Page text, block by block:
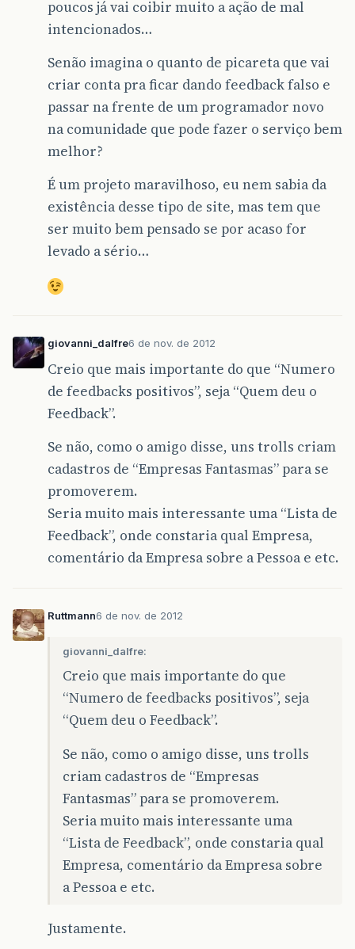
poucos já vai coibir muito a ação de mal
intencionados…
Senão imagina o quanto de picareta que vai
criar conta pra ficar dando feedback falso e
passar na frente de um programador novo
na comunidade que pode fazer o serviço bem
melhor?
É um projeto maravilhoso, eu nem sabia da
existência desse tipo de site, mas tem que
ser muito bem pensado se por acaso for
levado a sério…
giovanni_dalfre6 de nov. de 2012
Creio que mais importante do que “Numero
de feedbacks positivos”, seja “Quem deu o
Feedback”.
Se não, como o amigo disse, uns trolls criam
cadastros de “Empresas Fantasmas” para se
promoverem.
Seria muito mais interessante uma “Lista de
Feedback”, onde constaria qual Empresa,
comentário da Empresa sobre a Pessoa e etc.
Ruttmann6 de nov. de 2012
giovanni_dalfre:
Creio que mais importante do que
“Numero de feedbacks positivos”, seja
“Quem deu o Feedback”.
Se não, como o amigo disse, uns trolls
criam cadastros de “Empresas
Fantasmas” para se promoverem.
Seria muito mais interessante uma
“Lista de Feedback”, onde constaria qual
Empresa, comentário da Empresa sobre
a Pessoa e etc.
Justamente.